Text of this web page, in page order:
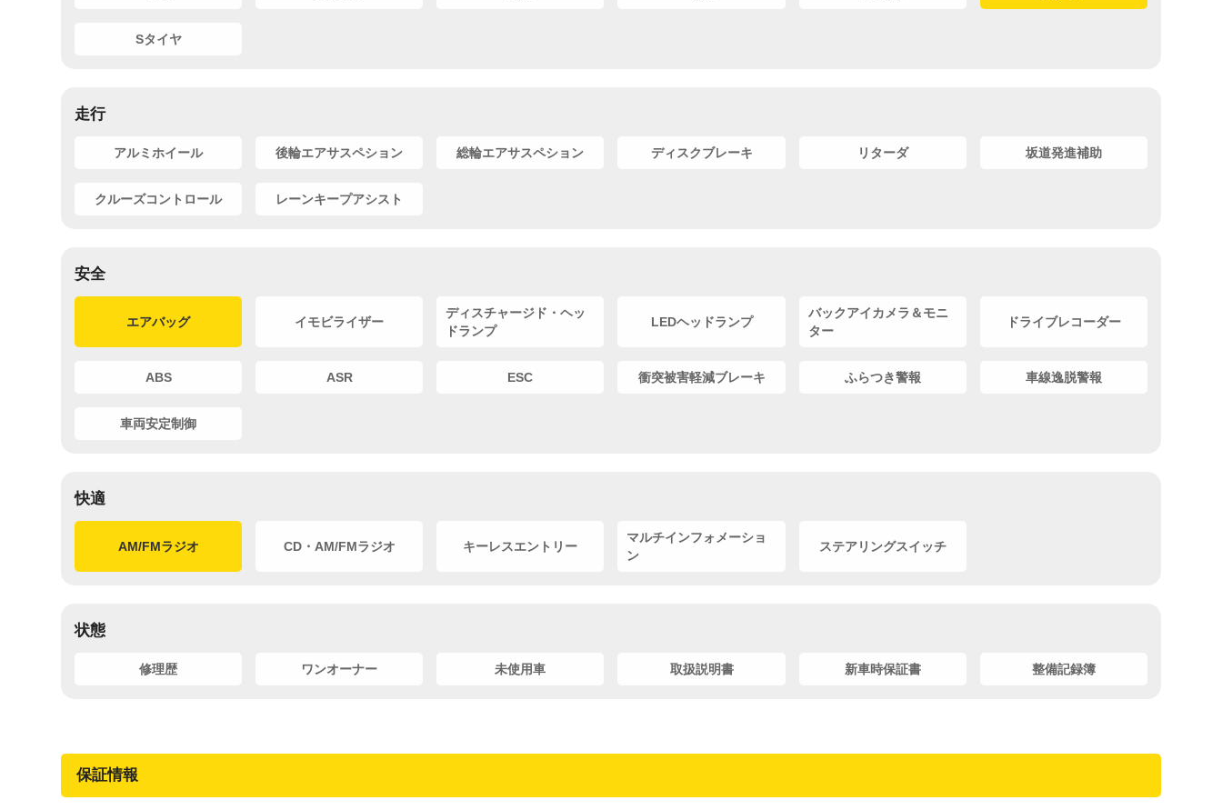
Sタイヤ
走行
アルミホイール 後輪エアサスペション 総輪エアサスペション ディスクブレーキ リターダ 坂道発進補助
クルーズコントロール レーンキープアシスト
安全
エアバッグ イモビライザー
ディスチャージド・ヘッ
ドランプ
LEDヘッドランプ
バックアイカメラ＆モニ
ター
ドライブレコーダー
ABS ASR ESC 衝突被害軽減ブレーキ ふらつき警報 車線逸脱警報
車両安定制御
快適
AM/FMラジオ CD・AM/FMラジオ キーレスエントリー
マルチインフォメーショ
ン
ステアリングスイッチ
状態
修理歴 ワンオーナー 未使用車 取扱説明書 新車時保証書 整備記録簿
保証情報